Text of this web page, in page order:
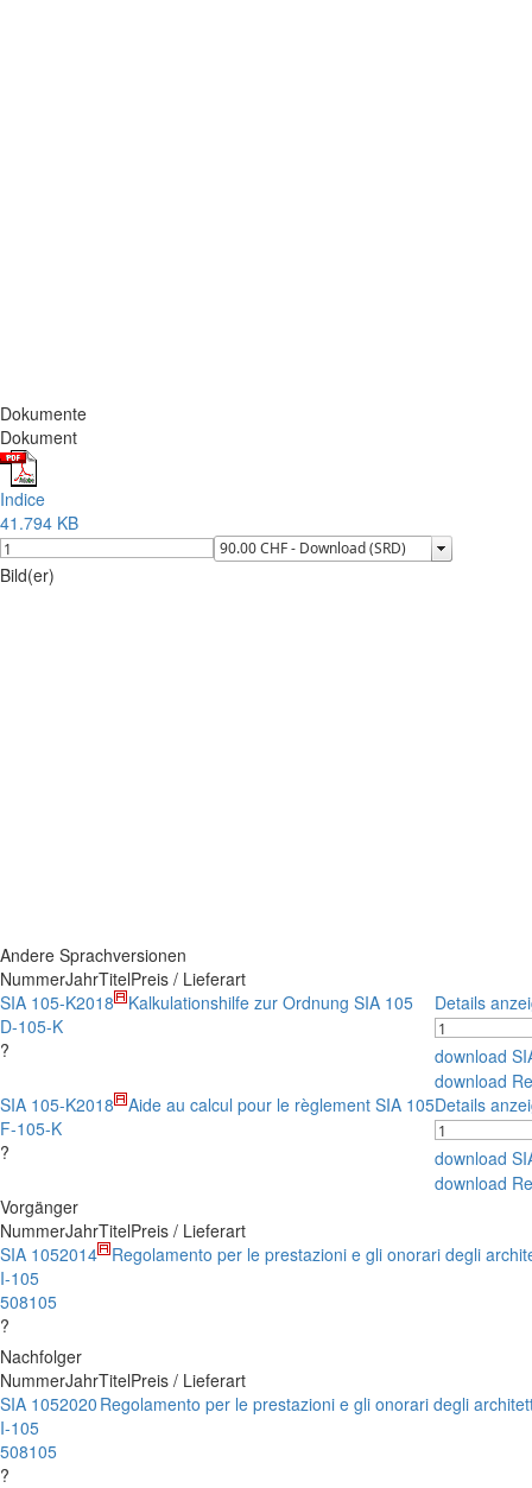
Dokumente
Dokument
Indice
41.794 KB
Bild(er)
Andere Sprachversionen
NummerJahrTitelPreis / Lieferart
SIA 105-K
D-105-K
?
2018 Kalkulationshilfe zur Ordnung SIA 105 Details
download
download
SIA 105-K
F-105-K
?
2018 Aide au calcul pour le règlement SIA 105Details
download
download
Vorgänger
NummerJahrTitelPreis / Lieferart
SIA 105
I-105
508105
?
2014 Regolamento per le prestazioni e gli onorari degli
Nachfolger
NummerJahrTitelPreis / Lieferart
SIA 105
I-105
508105
?
2020 Regolamento per le prestazioni e gli onorari degli